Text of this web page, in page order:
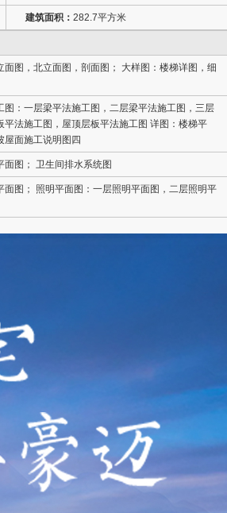
建筑面积： 282.7平方米
图，北立面图，剖面图； 大样图：楼梯详图，细
：一层梁平法施工图，二层梁平法施工图，三层
法施工图，屋顶层板平法施工图 详图：楼梯平
屋面施工说明图四
图； 卫生间排水系统图
图； 照明平面图：一层照明平面图，二层照明平